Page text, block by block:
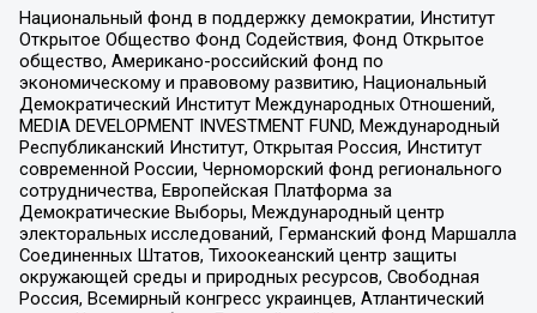
Национальный фонд в поддержку демократии, Институт
Открытое Общество Фонд Содействия, Фонд Открытое
общество, Американо-российский фонд по
экономическому и правовому развитию, Национальный
Демократический Институт Международных Отношений,
MEDIA DEVELOPMENT INVESTMENT FUND, Международный
Республиканский Институт, Открытая Россия, Институт
современной России, Черноморский фонд регионального
сотрудничества, Европейская Платформа за
Демократические Выборы, Международный центр
электоральных исследований, Германский фонд Маршалла
Соединенных Штатов, Тихоокеанский центр защиты
окружающей среды и природных ресурсов, Свободная
Россия, Всемирный конгресс украинцев, Атлантический